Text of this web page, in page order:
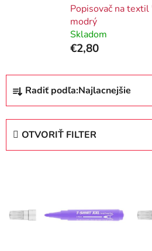
Popisovač na
modrý
Skladom
€2,80
R
d
o
Radiť podľa:Najlacnejšie
OTVORIŤ FILTER